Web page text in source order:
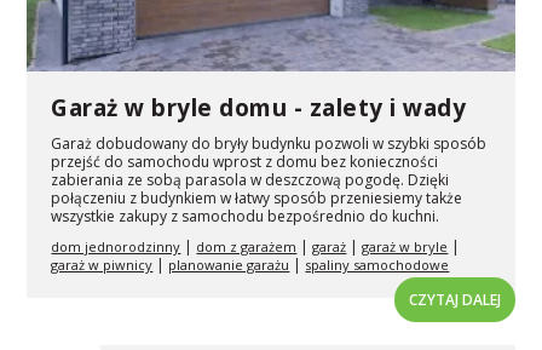
Garaż w bryle domu - zalety i wady
Garaż dobudowany do bryły budynku pozwoli w szybki sposób
przejść do samochodu wprost z domu bez konieczności
zabierania ze sobą parasola w deszczową pogodę. Dzięki
połączeniu z budynkiem w łatwy sposób przeniesiemy także
wszystkie zakupy z samochodu bezpośrednio do kuchni.
dom jednorodzinny | dom z garażem |garaż |garaż w bryle |
garaż w piwnicy | planowanie garażu | spaliny samochodowe
CZYTAJ DALEJ